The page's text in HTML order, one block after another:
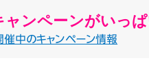
ャンペーンがいっ
催中のキャンペーン情報